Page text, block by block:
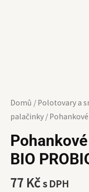
Domů / Polotovary a
palačinky /
BIO
77 Kčs DPH